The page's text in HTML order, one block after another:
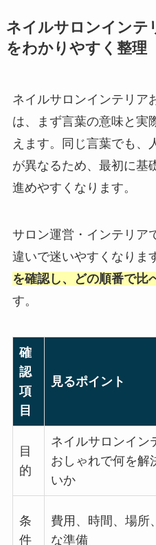
ネイルサロンインテ
をわかりやすく整理
ネイルサロンインテリア
は、まず言葉の意味と実
えます。同じ言葉でも、
が異なるため、最初に基
進めやすくなります。
サロン運営・インテリア
違いで迷いやすくなりま
を確認し、どの順番で比
す。
確
認
項
目
見るポイント
目
的
ネイルサロンイン
おしゃれで何を解
いか
条
件
費用、時間、場所
な準備